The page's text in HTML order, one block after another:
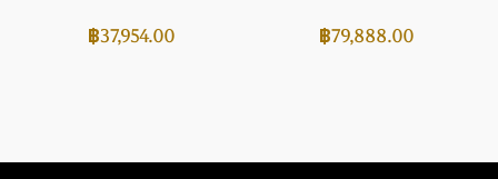
฿37,954.00 ฿79,888.00